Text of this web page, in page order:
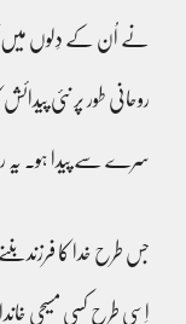
نے اُن کے دِلوں میں
روحانی طور پر نئی
سرے سے پیدا ہو۔ یہ
جس طرح خدا کا فرزند
اِسی طرح کسی مسیحی